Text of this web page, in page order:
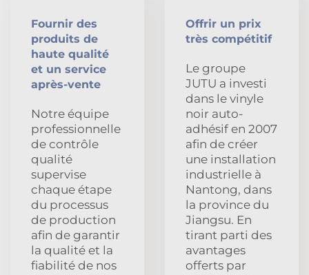
Fournir des
produits de
haute qualité
et un service
après-vente
Notre équipe
professionnelle
de contrôle
qualité
supervise
chaque étape
du processus
de production
afin de garantir
la qualité et la
fiabilité de nos
Offrir un prix
très compétitif
Le groupe
JUTU a investi
dans le vinyle
noir auto-
adhésif en 2007
afin de créer
une installation
industrielle à
Nantong, dans
la province du
Jiangsu. En
tirant parti des
avantages
offerts par